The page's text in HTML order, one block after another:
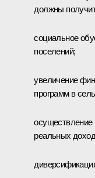
должны
социальное
поселений;
увеличение
программ в
осуществление
реальных